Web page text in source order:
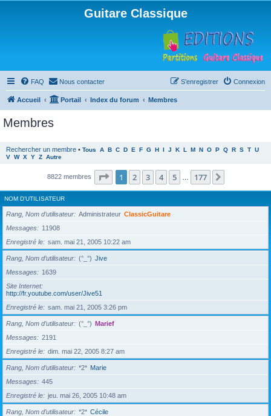
Guitare Classique
FAQ Nous contacter Connexion
S’enregistrer
Accueil Portail Index du forum Membres
Membres
Rechercher un membre • Tous A B C D E F G H I J K L M N O P Q R S T U
V W X Y Z Autre
8822 membres Page 1sur177
1 2 3 4 5 177
NOM D’UTILISATEUR
Rang, Nom d’utilisateur Administrateur ClassicGuitare
Messages
11908
Enregistré le
sam. mai 21, 2005 10:22 am
Rang, Nom d’utilisateur (°_°) Jive
Messages
1639
Site Internet
http://fr.youtube.com/user/Jive51
Enregistré le
sam. mai 21, 2005 3:26 pm
Rang, Nom d’utilisateur (°_°) Marief
Messages
2191
Enregistré le
dim. mai 22, 2005 8:27 am
Rang, Nom d’utilisateur *2* Marie
Messages
445
Enregistré le
jeu. mai 26, 2005 10:48 am
Rang, Nom d’utilisateur *2* Cécile